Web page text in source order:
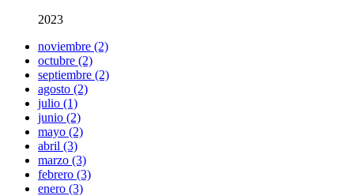
2023
noviembre (2)
octubre (2)
septiembre (2)
agosto (2)
julio (1)
junio (2)
mayo (2)
abril (3)
marzo (3)
febrero (3)
enero (3)